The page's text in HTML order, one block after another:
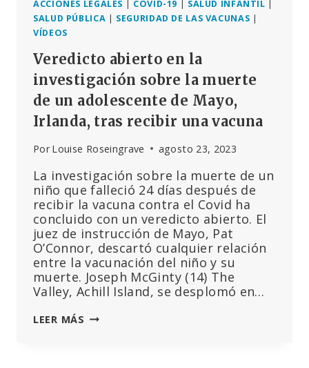
ACCIONES LEGALES | COVID-19 | SALUD INFANTIL |
SALUD PÚBLICA | SEGURIDAD DE LAS VACUNAS |
VÍDEOS
Veredicto abierto en la
investigación sobre la muerte
de un adolescente de Mayo,
Irlanda, tras recibir una vacuna
Por Louise Roseingrave agosto 23, 2023
La investigación sobre la muerte de un
niño que falleció 24 días después de
recibir la vacuna contra el Covid ha
concluido con un veredicto abierto. El
juez de instrucción de Mayo, Pat
O’Connor, descartó cualquier relación
entre la vacunación del niño y su
muerte. Joseph McGinty (14) The
Valley, Achill Island, se desplomó en…
LEER MÁS VEREDICTO